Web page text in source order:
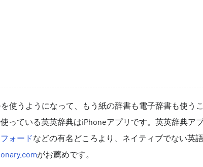
使うようになって、もう紙の辞書も電子辞書も使う
っている英英辞典はiPhoneアプリです。英英辞典アプ
ォードなどの有名どころより、ネイティブでない英
がお薦めです。